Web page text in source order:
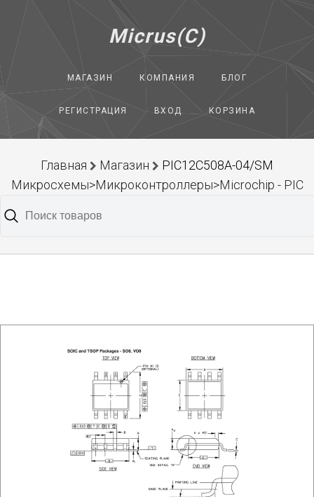
Micrus(C)
МАГАЗИН КОМПАНИЯ БЛОГ
РЕГИСТРАЦИЯ ВХОД КОРЗИНА
Главная Магазин
PIC12C508A-04/SM
Микросхемы>Микроконтроллеры>Microchip - PIC